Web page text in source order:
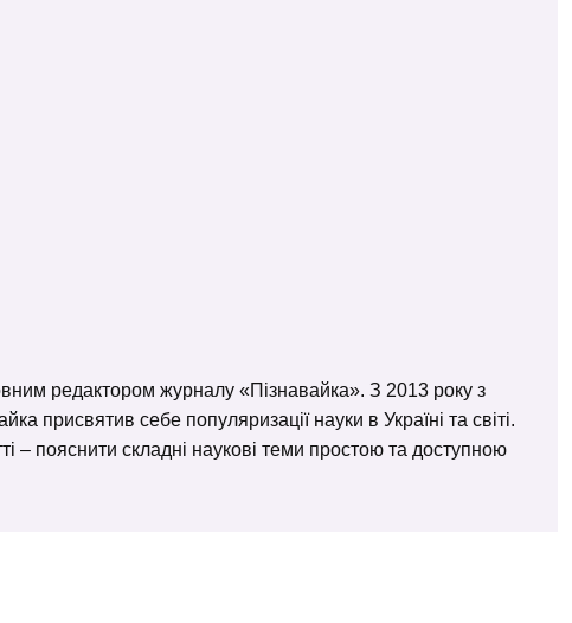
редактором журналу «Пізнавайка». З 2013 року з
присвятив себе популяризації науки в Україні та світі.
– пояснити складні наукові теми простою та доступною